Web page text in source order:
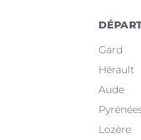
Gard
Hérault
Aude
Lozère